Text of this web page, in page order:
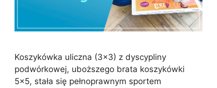
Koszykówka uliczna (3×3) z dyscypliny
podwórkowej, uboższego brata koszykówki
5×5, stała się pełnoprawnym sportem